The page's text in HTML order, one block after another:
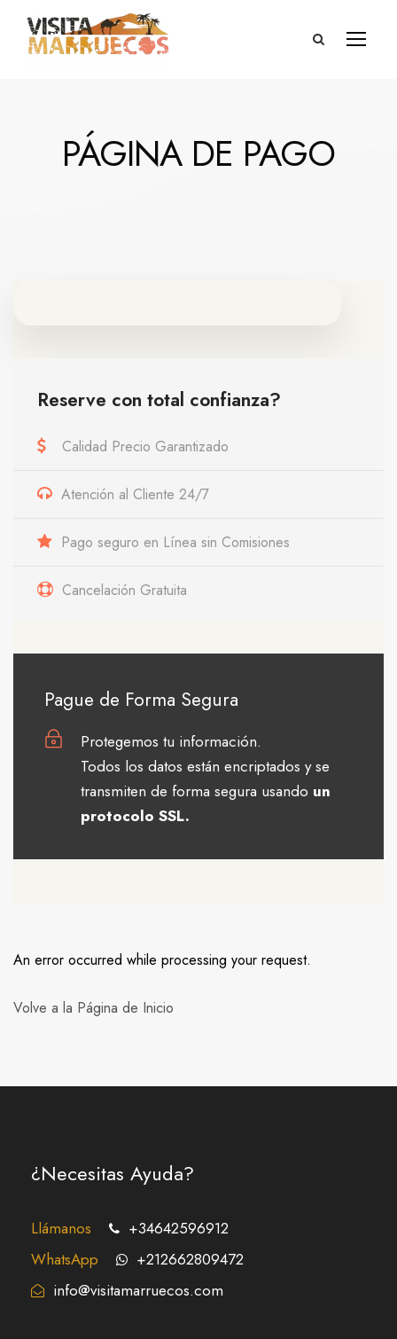
PÁGINA DE PAGO
Reserve con total confianza?
Calidad Precio Garantizado
Atención al Cliente 24/7
Pago seguro en Línea sin Comisiones
Cancelación Gratuita
Pague de Forma Segura
Protegemos tu información.
Todos los datos están encriptados y se
transmiten de forma segura usando un
protocolo SSL.
An error occurred while processing your request.
Volve a la Página de Inicio
¿Necesitas Ayuda?
Llámanos
+34642596912
WhatsApp
+212662809472
info@visitamarruecos.com